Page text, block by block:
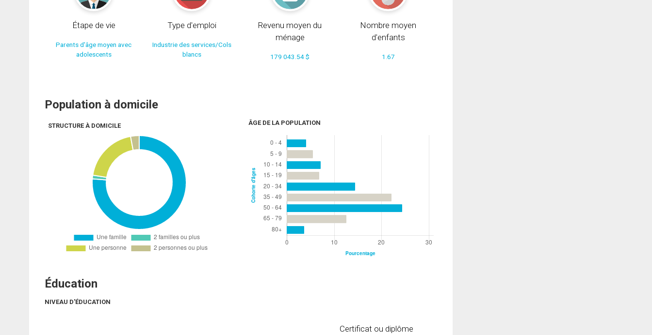
Étape de vie
Parents d'âge moyen avec
adolescents
Type d'emploi
Industrie des services/Cols
blancs
Revenu moyen du
ménage
179 043.54 $
Nombre moyen
d'enfants
1.67
Population à domicile
STRUCTURE À DOMICILE ÂGE DE LA POPULATION
Éducation
NIVEAU D'ÉDUCATION
Certificat ou diplôme